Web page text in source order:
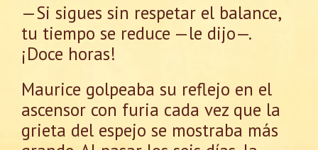
—Si sigues sin respetar el balance,
tu tiempo se reduce —le dijo—.
¡Doce horas!
Maurice golpeaba su reflejo en el
ascensor con furia cada vez que la
grieta del espejo se mostraba más